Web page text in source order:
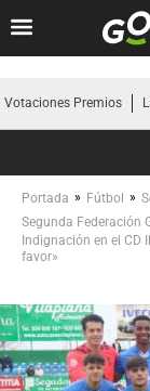
Votaciones Premios
Portada » Fútbol »
Segunda Federación
Indignación en el
favor»